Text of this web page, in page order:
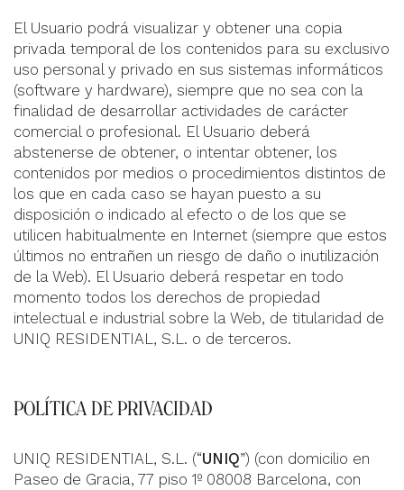
El Usuario podrá visualizar y obtener una copia
privada temporal de los contenidos para su exclusivo
uso personal y privado en sus sistemas informáticos
(software y hardware), siempre que no sea con la
finalidad de desarrollar actividades de carácter
comercial o profesional. El Usuario deberá
abstenerse de obtener, o intentar obtener, los
contenidos por medios o procedimientos distintos de
los que en cada caso se hayan puesto a su
disposición o indicado al efecto o de los que se
utilicen habitualmente en Internet (siempre que estos
últimos no entrañen un riesgo de daño o inutilización
de la Web). El Usuario deberá respetar en todo
momento todos los derechos de propiedad
intelectual e industrial sobre la Web, de titularidad de
UNIQ RESIDENTIAL, S.L. o de terceros.
POLÍTICA DE PRIVACIDAD
UNIQ RESIDENTIAL, S.L. (“UNIQ”) (con domicilio en
Paseo de Gracia, 77 piso 1º 08008 Barcelona, con